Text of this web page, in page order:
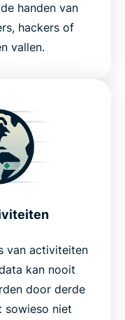
handen van
hackers of
vallen.
van activiteiten
kan nooit
door derde
sowieso niet